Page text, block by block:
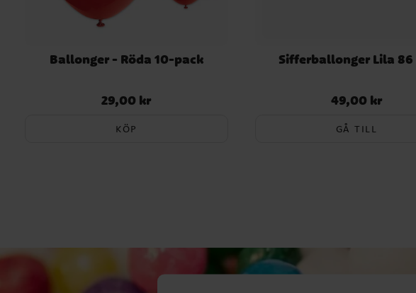
Ballonger - Röda 10-pack
Pris:29,00 kr
29,00 kr
KÖP
Sifferballonger Lila 86
Pris:49,00 kr
49,00 kr
GÅ TILL